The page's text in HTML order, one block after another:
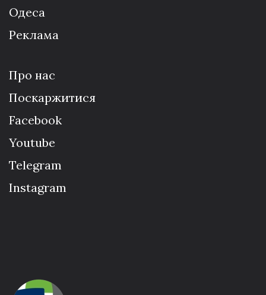
Одеса
Реклама
Про нас
Поскаржитися
Facebook
Youtube
Telegram
Instagram